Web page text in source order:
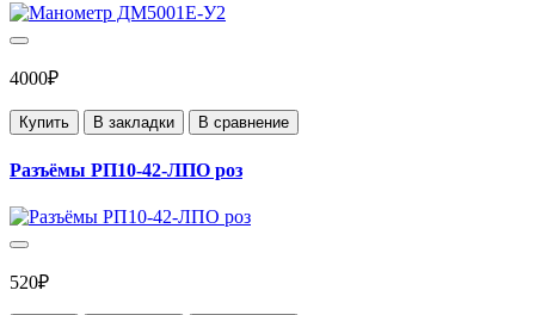
4000₽
Купить В закладки В сравнение
Разъёмы РП10-42-ЛПО роз
520₽